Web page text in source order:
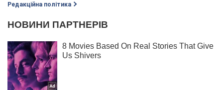
Редакційна політика